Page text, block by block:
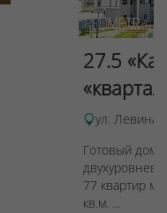
27.5
ул. Левина,
Готовый дом
77 квартир
кв.м. ...